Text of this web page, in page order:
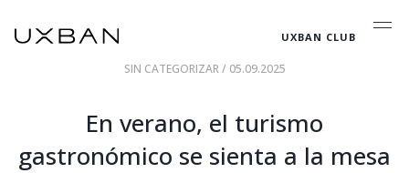
UXBAN CLUB
SIN CATEGORIZAR/ 05.09.2025
En verano, el turismo
gastronómico se sienta a la mesa